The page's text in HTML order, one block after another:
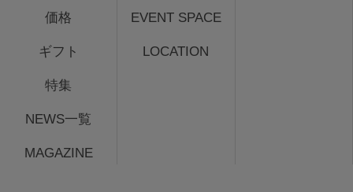
価格
ギフト
特集
NEWS一覧
MAGAZINE
EVENT SPACE
LOCATION